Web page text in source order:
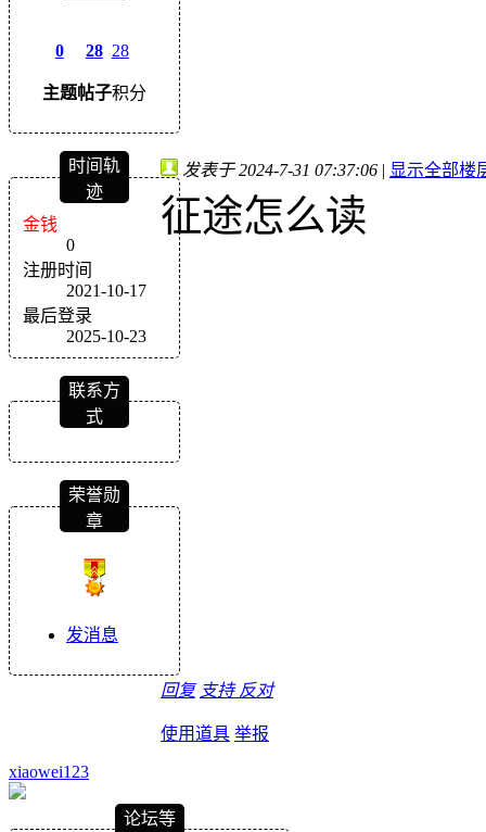
0
主题
28
帖子
28
积分
时间轨
迹
金钱
0
注册时间
2021-10-17
最后登录
2025-10-23
联系方
式
荣誉勋
章
发消息
发表于 2024-7-31 07:37:06 | 显示全部楼
征途怎么读
回复 支持 反对
使用道具 举报
xiaowei123
论坛等